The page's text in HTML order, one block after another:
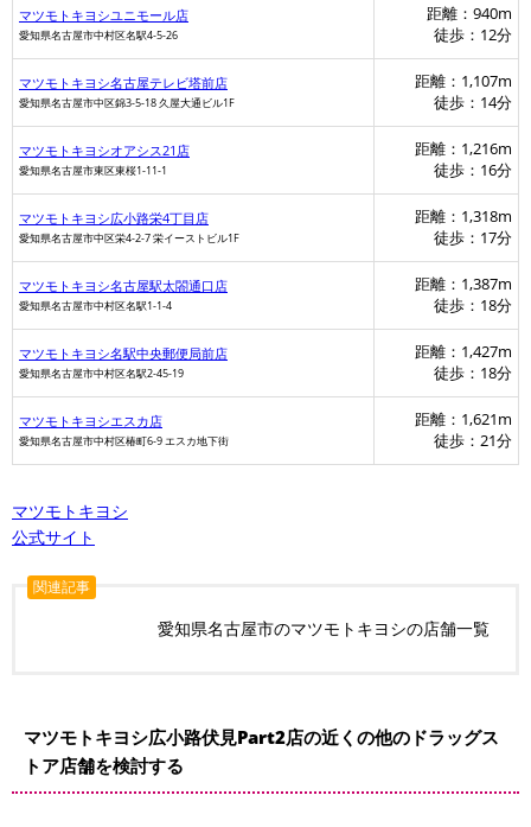
マツモトキヨシユニモール店
愛知県名古屋市中村区名駅4-5-26
距離：940m
徒歩：12分
マツモトキヨシ名古屋テレビ塔前店
愛知県名古屋市中区錦3-5-18 久屋大通ビル1F
距離：1,107m
徒歩：14分
マツモトキヨシオアシス21店
愛知県名古屋市東区東桜1-11-1
距離：1,216m
徒歩：16分
マツモトキヨシ広小路栄4丁目店
愛知県名古屋市中区栄4-2-7 栄イーストビル1F
距離：1,318m
徒歩：17分
マツモトキヨシ名古屋駅太閤通口店
愛知県名古屋市中村区名駅1-1-4
距離：1,387m
徒歩：18分
マツモトキヨシ名駅中央郵便局前店
愛知県名古屋市中村区名駅2-45-19
距離：1,427m
徒歩：18分
マツモトキヨシエスカ店
愛知県名古屋市中村区椿町6-9 エスカ地下街
距離：1,621m
徒歩：21分
マツモトキヨシ
公式サイト
関連記事
愛知県名古屋市のマツモトキヨシの店舗一覧
マツモトキヨシ広小路伏見Part2店の近くの他のドラッグス
トア店舗を検討する